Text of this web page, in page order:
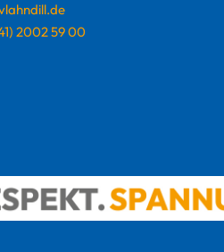
2002 59 00